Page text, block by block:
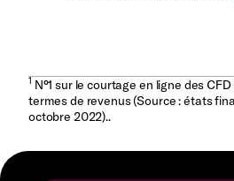
1N°1 sur le courtage en ligne des
termes de revenus (Source : états
octobre 2022)..